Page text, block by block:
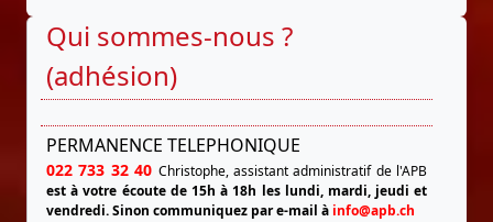
Qui sommes-nous ?
(adhésion)
PERMANENCE TELEPHONIQUE
022 733 32 40 Christophe, assistant administratif de l'APB
est à votre écoute de 15h à 18h les lundi, mardi, jeudi et
vendredi.Sinon communiquez par e-mail à info@apb.ch